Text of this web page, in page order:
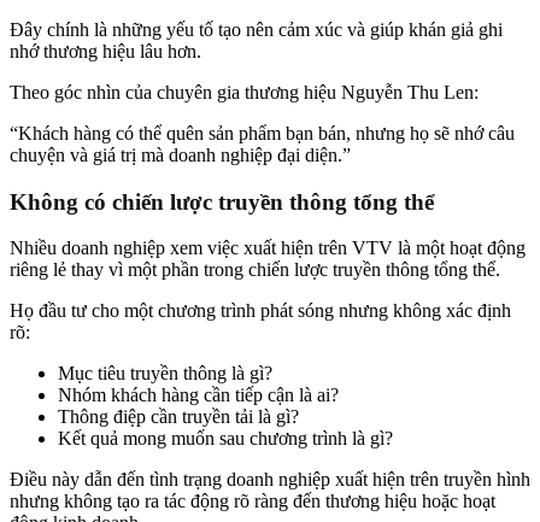
Đây chính là những yếu tố tạo nên cảm xúc và giúp khán giả ghi
nhớ thương hiệu lâu hơn.
Theo góc nhìn của chuyên gia thương hiệu Nguyễn Thu Len:
“Khách hàng có thể quên sản phẩm bạn bán, nhưng họ sẽ nhớ câu
chuyện và giá trị mà doanh nghiệp đại diện.”
Không có chiến lược truyền thông tổng thể
Nhiều doanh nghiệp xem việc xuất hiện trên VTV là một hoạt động
riêng lẻ thay vì một phần trong chiến lược truyền thông tổng thể.
Họ đầu tư cho một chương trình phát sóng nhưng không xác định
rõ:
Mục tiêu truyền thông là gì?
Nhóm khách hàng cần tiếp cận là ai?
Thông điệp cần truyền tải là gì?
Kết quả mong muốn sau chương trình là gì?
Điều này dẫn đến tình trạng doanh nghiệp xuất hiện trên truyền hình
nhưng không tạo ra tác động rõ ràng đến thương hiệu hoặc hoạt